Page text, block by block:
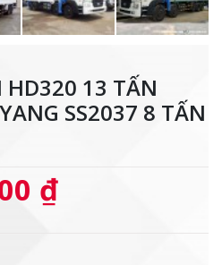
HD320 13 TẤN
SS2037 8 TẤN
₫